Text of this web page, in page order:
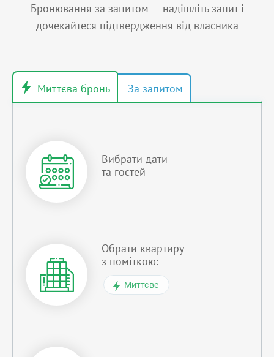
Бронювання за запитом — надішліть запит і
дочекайтеся підтвердження від власника
Вибрати дати
та гостей
Обрати квартиру
з поміткою:
Миттєве